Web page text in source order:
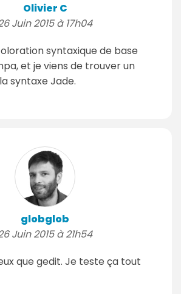
Olivier C
Juin 2015 à 17h04
syntaxique de base
et je viens de trouver un
syntaxe Jade.
globglob
Juin 2015 à 21h54
que gedit. Je teste ça tout